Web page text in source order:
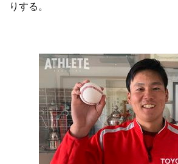
りする。